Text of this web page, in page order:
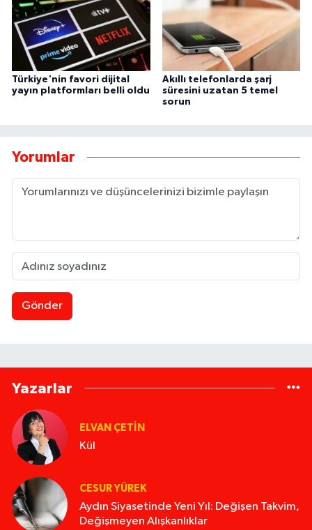
Türkiye'nin favori dijital
yayın platformları belli oldu
Akıllı telefonlarda şarj
süresini uzatan 5 temel
sorun
Yorumlar
Gönder
Yazarlar
ELVAN ÇETIN
Kül
CESUR YÜREK
Aydın Siyasetinde Yeni Yıl: Değişen Takvim,
Değişmeyen Alışkanlıklar